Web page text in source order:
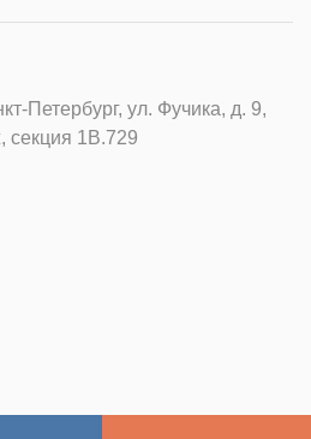
Петербург, ул. Фучика, д. 9,
секция 1В.729